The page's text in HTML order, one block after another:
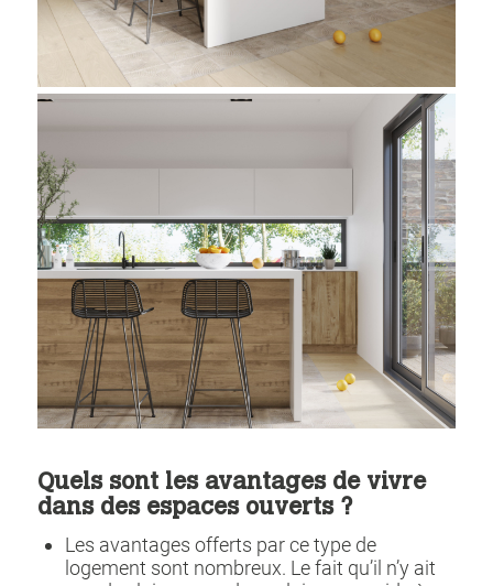
Quels sont les avantages de vivre
dans des espaces ouverts ?
Les avantages offerts par ce type de
logement sont nombreux. Le fait qu’il n’y ait